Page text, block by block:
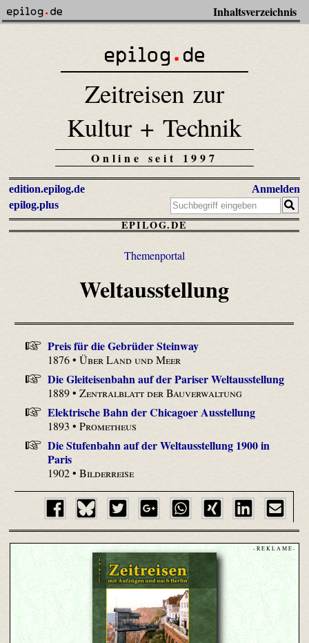
Inhaltsverzeichnis
Zeitreisen zur
Kultur + Technik
Online seit 1997
edition.epilog.de
epilog.plus
Anmelden
EPILOG.DE
Themenportal
Weltausstellung
Preis für die Gebrüder Steinway
1876 •Über Land und Meer
Die Gleiteisenbahn auf der Pariser Weltausstellung
1889 •Zentralblatt der Bauverwaltung
Elektrische Bahn der Chicagoer Ausstellung
1893 •Prometheus
Die Stufenbahn auf der Weltausstellung 1900 in
Paris
1902 •Bilderreise
- R E K L A M E -